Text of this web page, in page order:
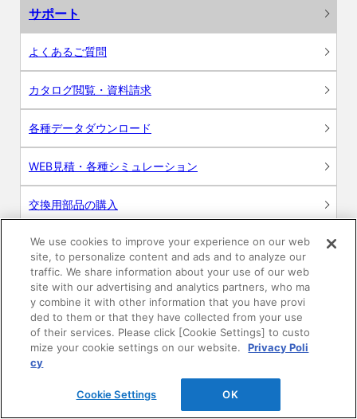
サポート
よくあるご質問
カタログ閲覧・資料請求
各種データダウンロード
WEB見積・各種シミュレーション
交換用部品の購入
修理・点検
お問い合わせ
ログイン
建築・設計関係者様向けサイト
ユーザー登録サービス
We use cookies to improve your experience on our web
site, to personalize content and ads and to analyze our
traffic. We share information about your use of our web
site with our advertising and analytics partners, who ma
y combine it with other information that you have provi
ded to them or that they have collected from your use
of their services. Please click [Cookie Settings] to custo
mize your cookie settings on our website.
Privacy Poli
cy
Cookie Settings OK